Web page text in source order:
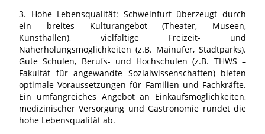
3. Hohe Lebensqualität: Schweinfurt überzeugt durch
ein breites Kulturangebot (Theater, Museen,
Kunsthallen), vielfältige Freizeit- und
Naherholungsmöglichkeiten (z.B. Mainufer, Stadtparks).
Gute Schulen, Berufs- und Hochschulen (z.B. THWS –
Fakultät für angewandte Sozialwissenschaften) bieten
optimale Voraussetzungen für Familien und Fachkräfte.
Ein umfangreiches Angebot an Einkaufsmöglichkeiten,
medizinischer Versorgung und Gastronomie rundet die
hohe Lebensqualität ab.